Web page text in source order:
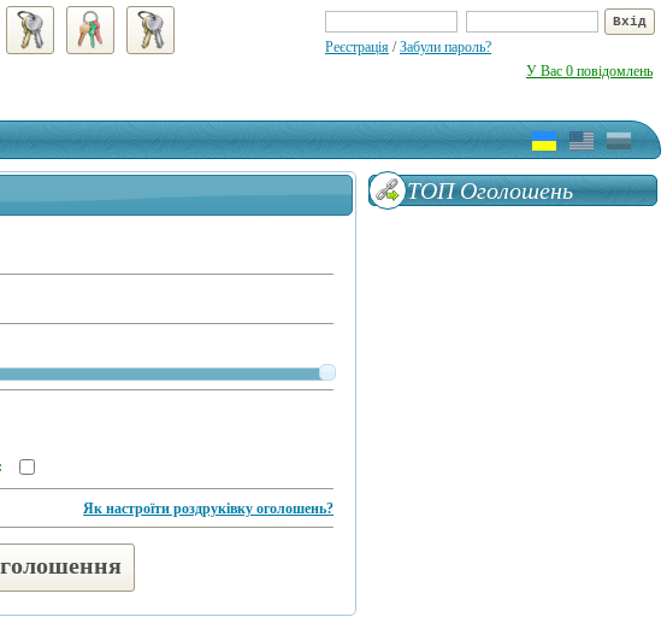
Реєстрація /Забули пароль?
У Вас 0 повідомлень
Як настроїти роздруківку оголошень?
ТОП Оголошень